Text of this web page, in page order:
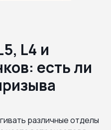
L4 и
есть ли
различные отделы